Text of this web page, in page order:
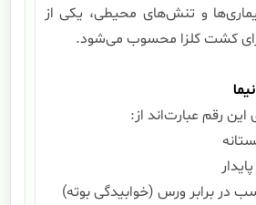
و تنش‌های محیطی، یکی از
برای کشت کلزا محسوب می‌شود.
رقم عبارت‌اند از:
در برابر ورس (خوابیدگی بوته)